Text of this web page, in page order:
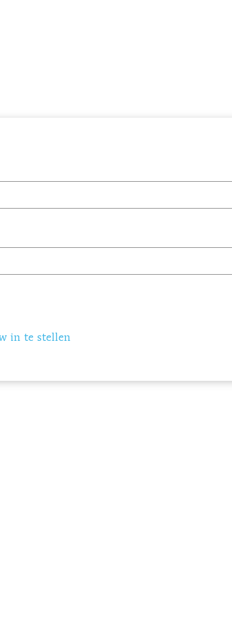
in te stellen